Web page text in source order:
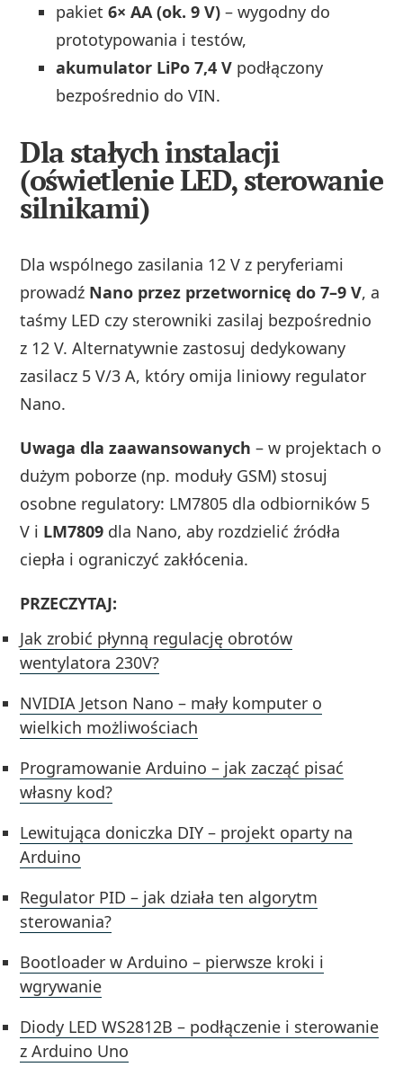
pakiet6× AA (ok. 9 V) – wygodny do
prototypowania i testów,
akumulator LiPo 7,4 V podłączony
bezpośrednio do VIN.
Dla stałych instalacji
(oświetlenie LED, sterowanie
silnikami)
Dla wspólnego zasilania 12 V z peryferiami
prowadź Nano przez przetwornicę do 7–9 V, a
taśmy LED czy sterowniki zasilaj bezpośrednio
z 12 V. Alternatywnie zastosuj dedykowany
zasilacz 5 V/3 A, który omija liniowy regulator
Nano.
Uwaga dla zaawansowanych – w projektach o
dużym poborze (np. moduły GSM) stosuj
osobne regulatory: LM7805 dla odbiorników 5
V i LM7809 dla Nano, aby rozdzielić źródła
ciepła i ograniczyć zakłócenia.
PRZECZYTAJ:
Jak zrobić płynną regulację obrotów
wentylatora 230V?
NVIDIA Jetson Nano – mały komputer o
wielkich możliwościach
Programowanie Arduino – jak zacząć pisać
własny kod?
Lewitująca doniczka DIY – projekt oparty na
Arduino
Regulator PID – jak działa ten algorytm
sterowania?
Bootloader w Arduino – pierwsze kroki i
wgrywanie
Diody LED WS2812B – podłączenie i sterowanie
z Arduino Uno